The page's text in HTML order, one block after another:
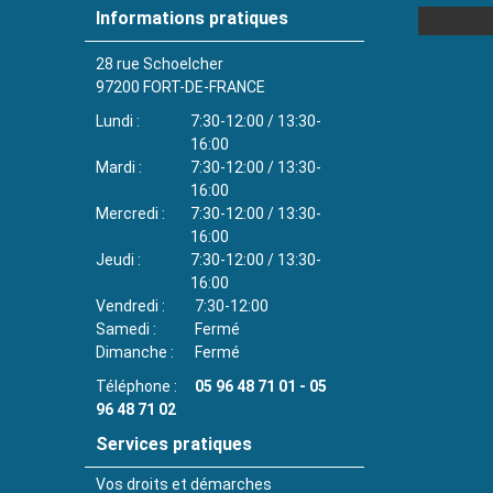
Informations pratiques
28 rue Schoelcher
97200 FORT-DE-FRANCE
Lundi
7:30-12:00 / 13:30-
16:00
Mardi
7:30-12:00 / 13:30-
16:00
Mercredi
7:30-12:00 / 13:30-
16:00
Jeudi
7:30-12:00 / 13:30-
16:00
Vendredi
7:30-12:00
Samedi
Fermé
Dimanche
Fermé
Téléphone
05 96 48 71 01 - 05
96 48 71 02
Services pratiques
Vos droits et démarches